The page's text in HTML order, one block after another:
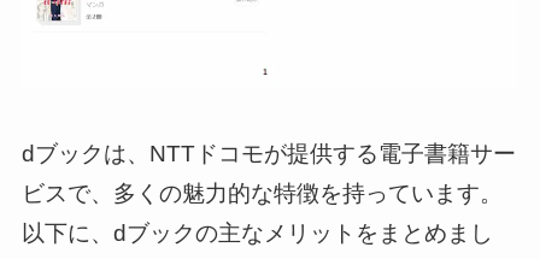
dブックは、NTTドコモが提供する電子書籍サー
ビスで、多くの魅力的な特徴を持っています。
以下に、dブックの主なメリットをまとめまし